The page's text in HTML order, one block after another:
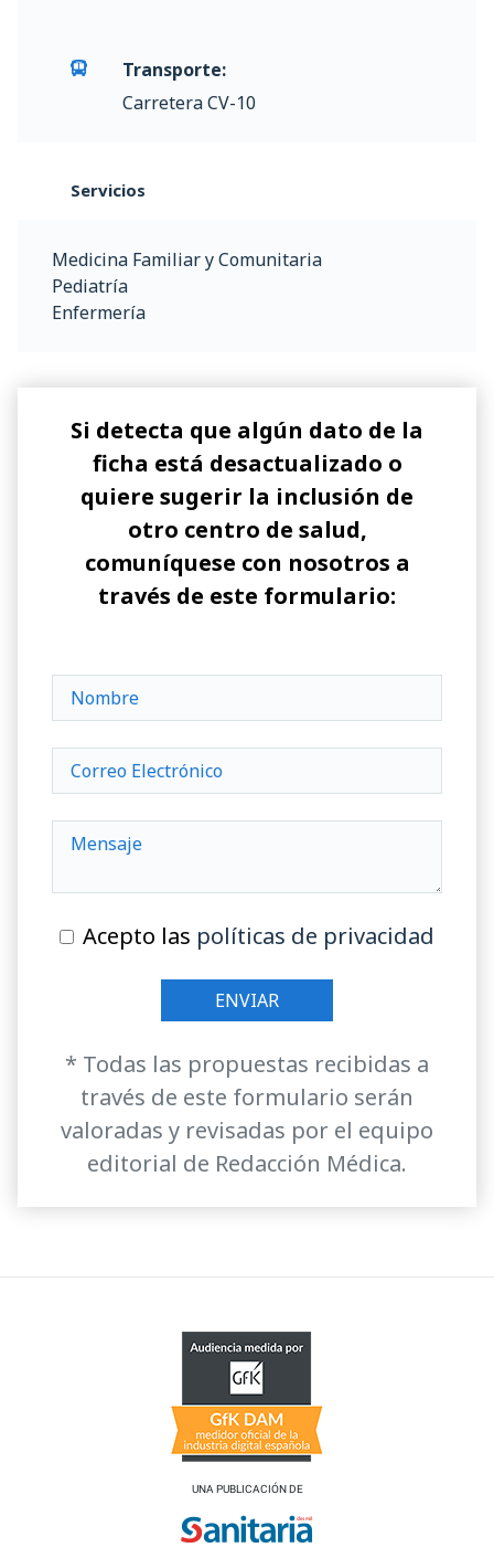
Transporte:
Carretera CV-10
Servicios
Medicina Familiar y Comunitaria
Pediatría
Enfermería
Si detecta que algún dato de la
ficha está desactualizado o
quiere sugerir la inclusión de
otro centro de salud,
comuníquese con nosotros a
través de este formulario:
Acepto las políticas de privacidad
* Todas las propuestas recibidas a
través de este formulario serán
valoradas y revisadas por el equipo
editorial de Redacción Médica.
UNA PUBLICACIÓN DE